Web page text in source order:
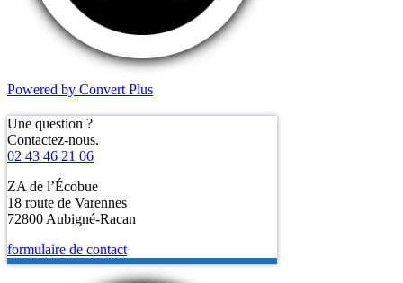
Powered by Convert Plus
Une question ?
Contactez-nous.
02 43 46 21 06
ZA de l’Écobue
18 route de Varennes
72800 Aubigné-Racan
formulaire de contact